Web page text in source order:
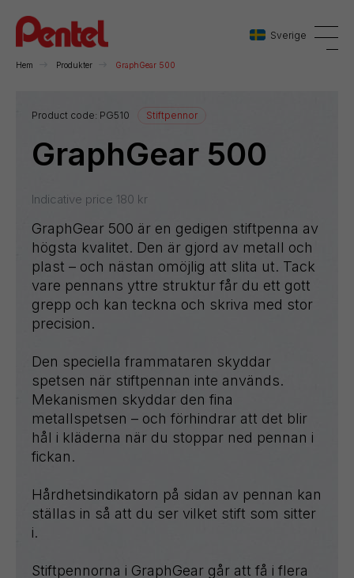
Sverige
Danmark
Sverige
Hem Produkter GraphGear 500
Product code: PG510 Stiftpennor
GraphGear 500
Indicative price 180 kr
GraphGear 500 är en gedigen stiftpenna av
högsta kvalitet. Den är gjord av metall och
plast – och nästan omöjlig att slita ut. Tack
vare pennans yttre struktur får du ett gott
grepp och kan teckna och skriva med stor
precision.
Den speciella frammataren skyddar
spetsen när stiftpennan inte används.
Mekanismen skyddar den fina
metallspetsen – och förhindrar att det blir
hål i kläderna när du stoppar ned pennan i
fickan.
Hårdhetsindikatorn på sidan av pennan kan
ställas in så att du ser vilket stift som sitter
i.
Stiftpennorna i GraphGear går att få i flera